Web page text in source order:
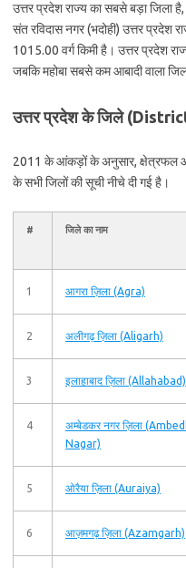
उत्तर प्रदेश राज्य का सबसे बड़ा जिला
संत रविदास नगर (भदोही) उत्तर प्रदेश
1015.00 वर्ग किमी है। उत्तर प्रदेश
जबकि महोबा सबसे कम आबादी वाला
उत्तर प्रदेश के जिले
2011 के आंकड़ों के अनुसार, क्षेत्रफल
के सभी जिलों की सूची नीचे दी गई है।
# जिले का नाम
1 आगरा ज़िला (Agra)
2 अलीगढ़ ज़िला (Aligarh)
3 इलाहाबाद ज़िला (Allahabad)
4
अम्बेडकर नगर ज़िला
Nagar)
5 ओरैया ज़िला (Auraiya)
6 आज़मगढ़ ज़िला (Azamgarh)